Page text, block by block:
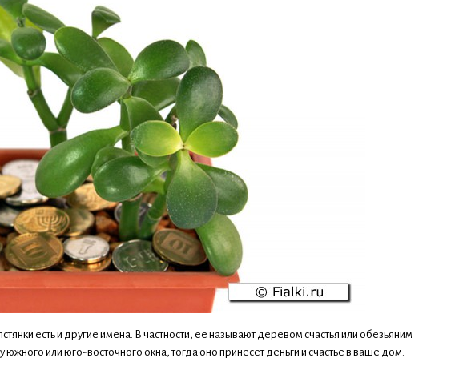
есть и другие имена. В частности, ее называют деревом счастья или обезьяним
или юго-восточного окна, тогда оно принесет деньги и счастье в ваше дом.